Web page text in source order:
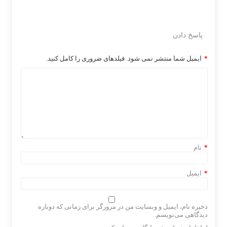
پاسخ دادن
ایمیل شما منتشر نمی شود. فیلدهای ضروری را کامل کنید. *
نام *
ایمیل *
ذخیره نام، ایمیل و وبسایت من در مرورگر برای زمانی که دوباره
دیدگاهی می‌نویسم.